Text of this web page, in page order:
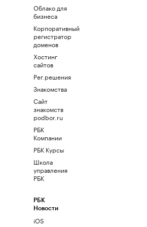
Облако для
бизнеса
Корпоративный
регистратор
доменов
Хостинг
сайтов
Рег.решения
Знакомства
Сайт
знакомств
podbor.ru
РБК
Компании
РБК Курсы
Школа
управления
РБК
РБК
Новости
iOS